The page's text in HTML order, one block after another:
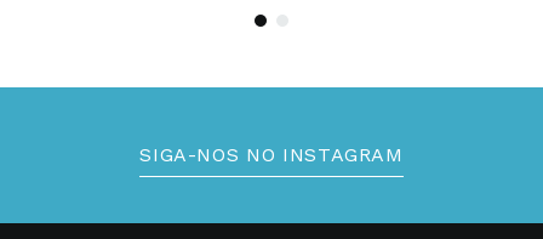
SIGA-NOS NO INSTAGRAM